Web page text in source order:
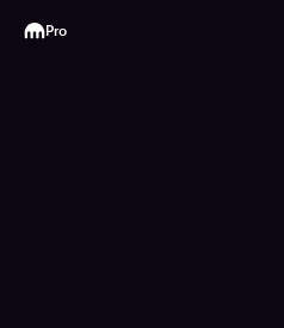
Kraken
Pro